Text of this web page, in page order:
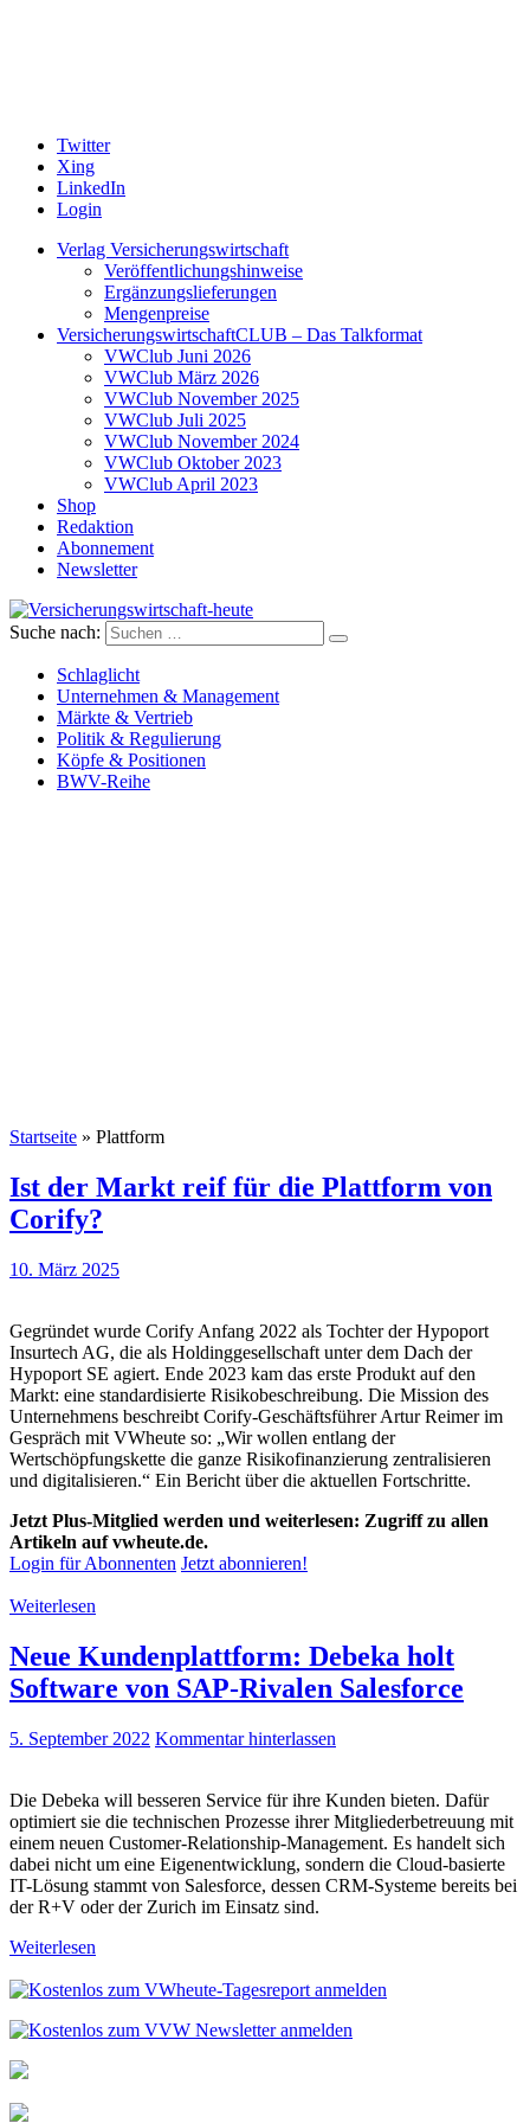
Twitter
Xing
LinkedIn
Login
Verlag Versicherungswirtschaft
Veröffentlichungshinweise
Ergänzungslieferungen
Mengenpreise
VersicherungswirtschaftCLUB – Das Talkformat
VWClub Juni 2026
VWClub März 2026
VWClub November 2025
VWClub Juli 2025
VWClub November 2024
VWClub Oktober 2023
VWClub April 2023
Shop
Redaktion
Abonnement
Newsletter
Versicherungswirtschaft-heute
Suche nach:
Schlaglicht
Unternehmen & Management
Märkte & Vertrieb
Politik & Regulierung
Köpfe & Positionen
BWV-Reihe
Startseite » Plattform
Ist der Markt reif für die Plattform von
Corify?
10. März 2025
Gegründet wurde Corify Anfang 2022 als Tochter der Hypoport
Insurtech AG, die als Holdinggesellschaft unter dem Dach der
Hypoport SE agiert. Ende 2023 kam das erste Produkt auf den
Markt: eine standardisierte Risikobeschreibung. Die Mission des
Unternehmens beschreibt Corify-Geschäftsführer Artur Reimer im
Gespräch mit VWheute so: „Wir wollen entlang der
Wertschöpfungskette die ganze Risikofinanzierung zentralisieren
und digitalisieren.“ Ein Bericht über die aktuellen Fortschritte.
Jetzt Plus-Mitglied werden und weiterlesen: Zugriff zu allen
Artikeln auf vwheute.de.
Login für Abonnenten Jetzt abonnieren!
Weiterlesen
Neue Kundenplattform: Debeka holt
Software von SAP-Rivalen Salesforce
5. September 2022 Kommentar hinterlassen
Die Debeka will besseren Service für ihre Kunden bieten. Dafür
optimiert sie die technischen Prozesse ihrer Mitgliederbetreuung mit
einem neuen Customer-Relationship-Management. Es handelt sich
dabei nicht um eine Eigenentwicklung, sondern die Cloud-basierte
IT-Lösung stammt von Salesforce, dessen CRM-Systeme bereits bei
der R+V oder der Zurich im Einsatz sind.
Weiterlesen